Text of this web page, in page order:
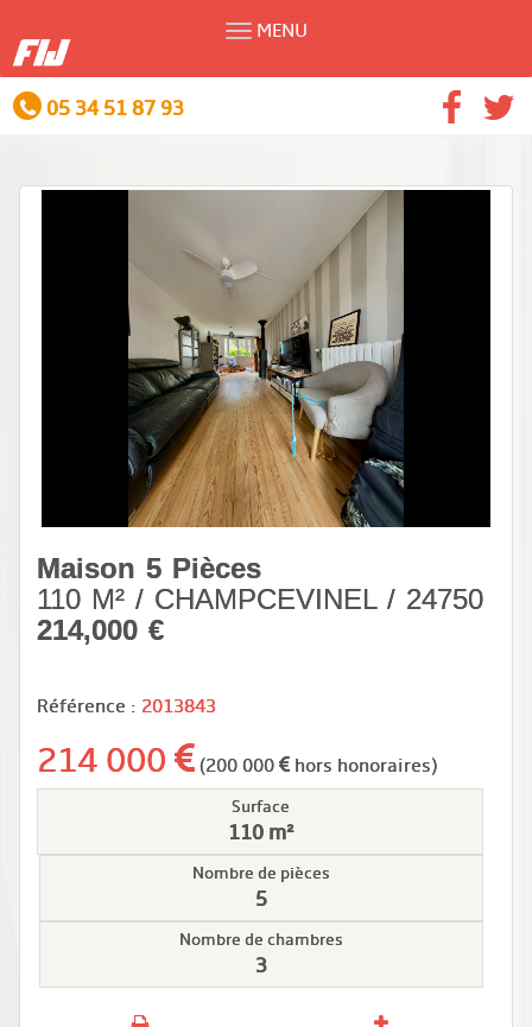
MENU
05 34 51 87 93
Maison 5 Pièces
110 M² / CHAMPCEVINEL / 24750
214,000 €
Référence : 2013843
214 000 (200 000 hors honoraires)
Surface
110 m²
Nombre de pièces
5
Nombre de chambres
3